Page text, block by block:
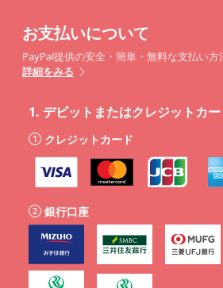
お支払いについて
PayPal提供の安全・簡単・無料な支払い方
詳細をみる
1. デビットまたはクレジットカー
クレジットカード
銀行口座